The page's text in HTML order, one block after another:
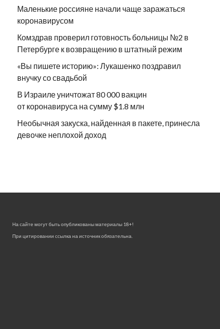
Маленькие россияне начали чаще заражаться
коронавирусом
Комздрав проверил готовность больницы №2 в
Петербурге к возвращению в штатный режим
«Вы пишете историю»: Лукашенко поздравил
внучку со свадьбой
В Израиле уничтожат 80 000 вакцин
от коронавируса на сумму $1.8 млн
Необычная закуска, найденная в пакете, принесла
девочке неплохой доход
На сайте могут быть опубликованы материалы 18+!
При цитировании ссылка на источник обязательна.